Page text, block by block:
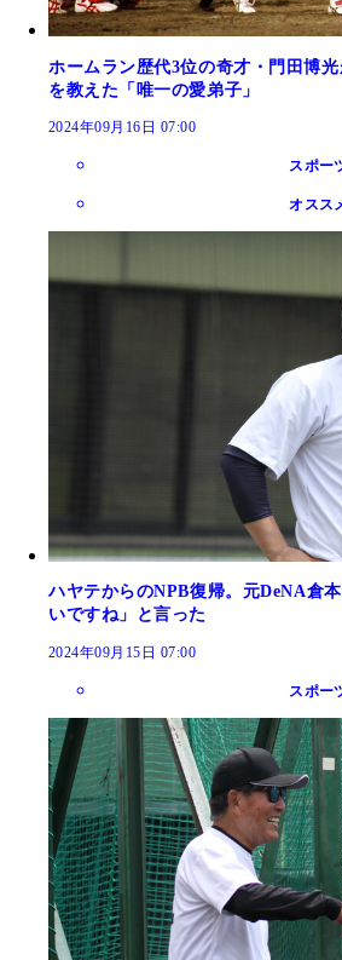
ホームラン歴代3位の奇才・門田博
を教えた「唯一の愛弟子」
2024年09月16日 07:00
スポー
オスス
ハヤテからのNPB復帰。元DeNA倉
いですね」と言った
2024年09月15日 07:00
スポー